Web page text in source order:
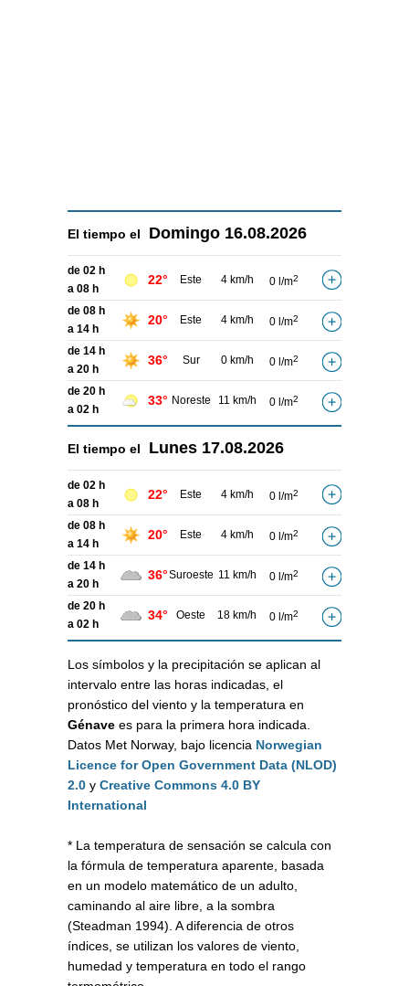
El tiempo el Domingo 16.08.2026
de 02 h
a 08 h
22° Este 4 km/h 0 l/m2
de 08 h
a 14 h
20° Este 4 km/h 0 l/m2
de 14 h
a 20 h
36° Sur 0 km/h 0 l/m2
de 20 h
a 02 h
33° Noreste 11 km/h 0 l/m2
El tiempo el Lunes 17.08.2026
de 02 h
a 08 h
22° Este 4 km/h 0 l/m2
de 08 h
a 14 h
20° Este 4 km/h 0 l/m2
de 14 h
a 20 h
36°Suroeste 11 km/h 0 l/m2
de 20 h
a 02 h
34° Oeste 18 km/h 0 l/m2
Los símbolos y la precipitación se aplican al
intervalo entre las horas indicadas, el
pronóstico del viento y la temperatura en
Génave es para la primera hora indicada.
Datos Met Norway, bajo licencia Norwegian
Licence for Open Government Data (NLOD)
2.0 y Creative Commons 4.0 BY
International
* La temperatura de sensación se calcula con
la fórmula de temperatura aparente, basada
en un modelo matemático de un adulto,
caminando al aire libre, a la sombra
(Steadman 1994). A diferencia de otros
índices, se utilizan los valores de viento,
humedad y temperatura en todo el rango